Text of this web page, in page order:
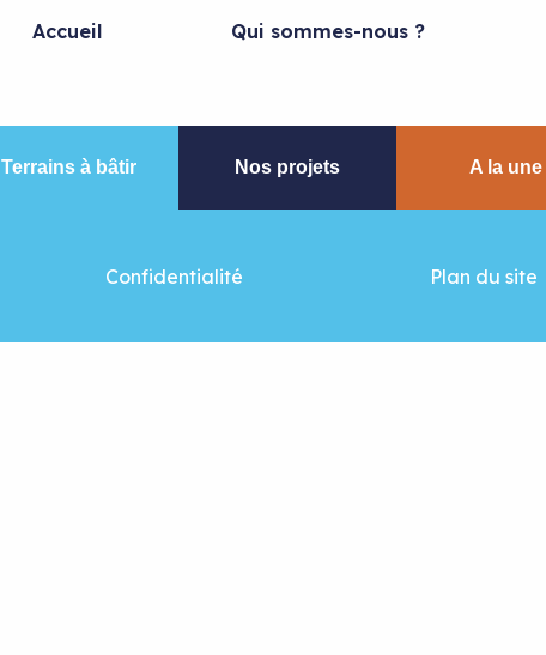
Accueil Qui sommes-nous ?
Terrains à bâtir Nos projets A la une
Confidentialité Plan du site